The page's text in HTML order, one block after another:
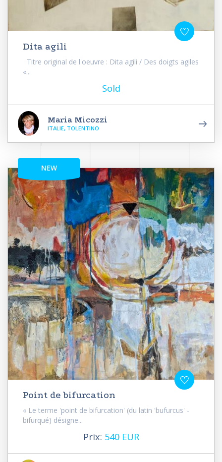
Dita agili
Titre original de l'oeuvre : Dita agili / Des doigts agiles
«...
Sold
Maria Micozzi
ITALIE, TOLENTINO
NEW
Point de bifurcation
« Le terme 'point de bifurcation' (du latin 'bufurcus' -
bifurqué) désigne...
Prix: 540 EUR